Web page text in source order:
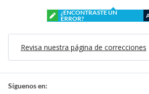
¿ENCONTRASTE UN
ERROR?
Revisa nuestra página de correcciones
Síguenos en: